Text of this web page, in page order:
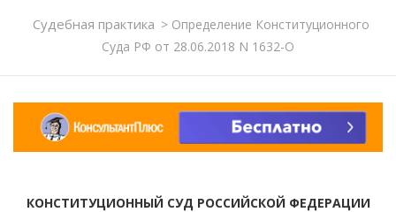
Судебная практика > Определение Конституционного
Суда РФ от 28.06.2018 N 1632-О
КОНСТИТУЦИОННЫЙ СУД РОССИЙСКОЙ ФЕДЕРАЦИИ